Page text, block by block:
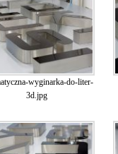
wyginarka-do-liter-
3d.jpg